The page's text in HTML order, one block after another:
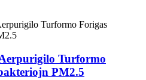
Turformo
PM2.5